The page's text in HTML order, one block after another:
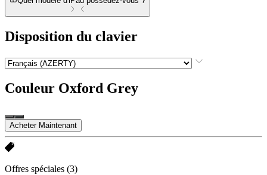
Disposition du clavier
Couleur Oxford Grey
Acheter Maintenant
Offres spéciales (3)